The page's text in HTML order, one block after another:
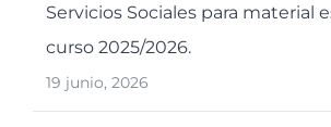
Servicios Sociales para material
curso 2025/2026.
19 junio, 2026